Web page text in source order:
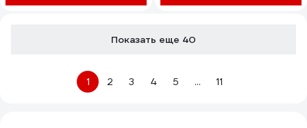
Показать еще 40
1 2 3 4 5 ... 11